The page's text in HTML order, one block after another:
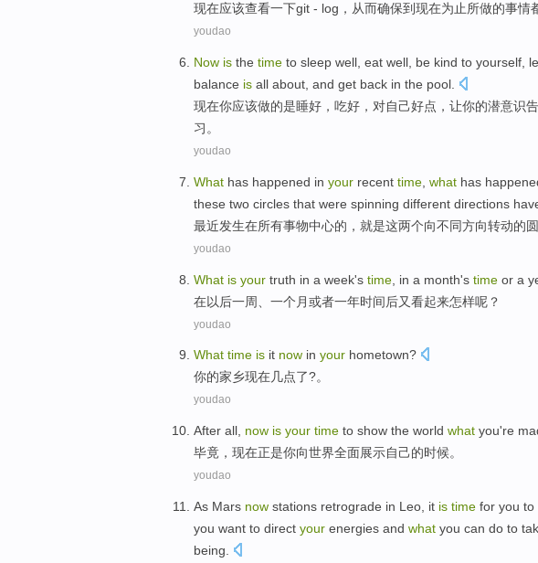
现在应该查看一下git - log， 从而确保到现在为止所做的事情
youdao
Now is the time to sleep well eat well, be kind to yourself
balance is all about, and get back in the pool
现在你应该做的是睡好 ， 吃好， 对自己好点 ， 让你的潜意识
习。
youdao
What has happened in your recent time what has
these two circles that were spinning different directions
最近发生在所有事物中心的 ， 就是这两个向不同方向转动的
youdao
What is your truth in a week's time , in a month's time or a
在以后一周 一个 月或者一年时间后又看起来怎样呢？
youdao
What time is it now in your hometown?
你的家乡现在几点了?。
youdao
After all now is your time to show the world what you're
毕竟 ， 现在正是你向世界全面展示自己的时候。
youdao
As Mars now stations retrograde in Leo , it is time for you to
you want to direct your energies and what you can do to
being